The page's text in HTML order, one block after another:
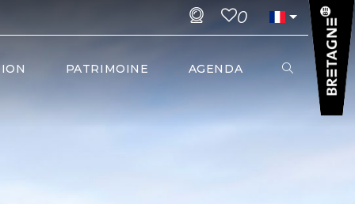
0
PATRIMOINE AGENDA